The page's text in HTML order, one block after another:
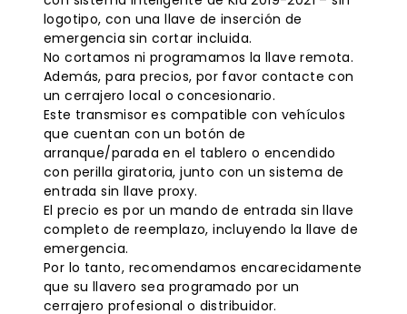
logotipo, con una llave de inserción de
emergencia sin cortar incluida.
No cortamos ni programamos la llave remota.
Además, para precios, por favor contacte con
un cerrajero local o concesionario.
Este transmisor es compatible con vehículos
que cuentan con un botón de
arranque/parada en el tablero o encendido
con perilla giratoria, junto con un sistema de
entrada sin llave proxy.
El precio es por un mando de entrada sin llave
completo de reemplazo, incluyendo la llave de
emergencia.
Por lo tanto, recomendamos encarecidamente
que su llavero sea programado por un
cerrajero profesional o distribuidor.